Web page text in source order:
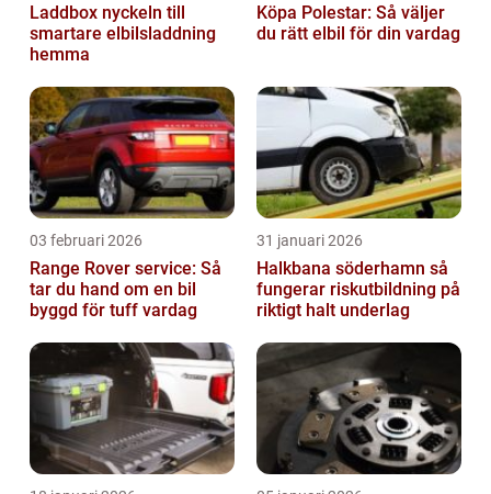
Laddbox nyckeln till
smartare elbilsladdning
hemma
Köpa Polestar: Så väljer
du rätt elbil för din vardag
03 februari 2026
Range Rover service: Så
tar du hand om en bil
byggd för tuff vardag
31 januari 2026
Halkbana söderhamn så
fungerar riskutbildning på
riktigt halt underlag